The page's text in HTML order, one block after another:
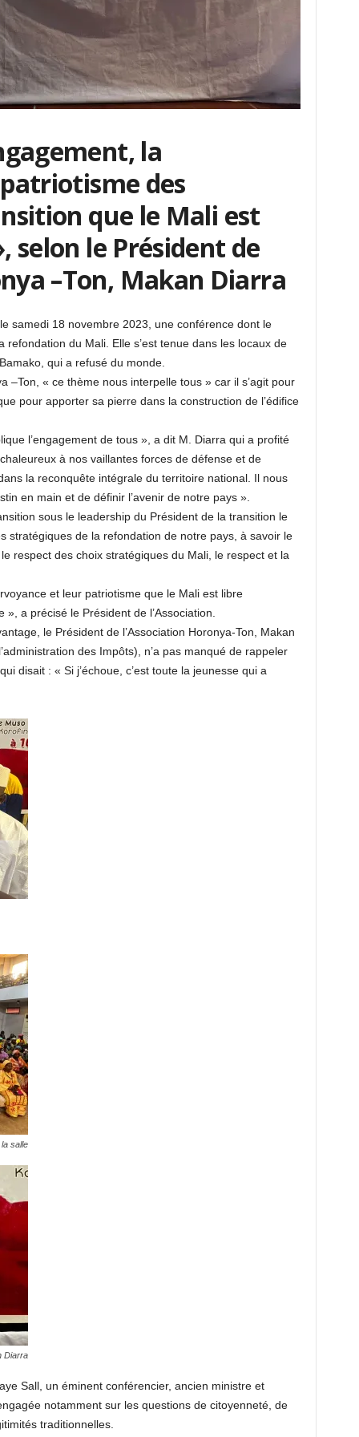
la
des
que le Mali est
selon le Président de
–Ton, Makan Diarra
samedi 18 novembre 2023, une conférence dont le
du Mali. Elle s’est tenue dans les locaux de
qui a refusé du monde.
–Ton, « ce thème nous interpelle tous » car il s’agit pour
pour apporter sa pierre dans la construction de l’édifice
l’engagement de tous », a dit M. Diarra qui a profité
à nos vaillantes forces de défense et de
la reconquête intégrale du territoire national. Il nous
en main et de définir l’avenir de notre pays ».
sous le leadership du Président de la transition le
stratégiques de la refondation de notre pays, à savoir le
respect des choix stratégiques du Mali, le respect et la
et leur patriotisme que le Mali est libre
», a précisé le Président de l’Association.
le Président de l’Association Horonya-Ton, Makan
des Impôts), n’a pas manqué de rappeler
disait : « Si j’échoue, c’est toute la jeunesse qui a
salle
Diarra
Sall, un éminent conférencier, ancien ministre et
notamment sur les questions de citoyenneté, de
traditionnelles.